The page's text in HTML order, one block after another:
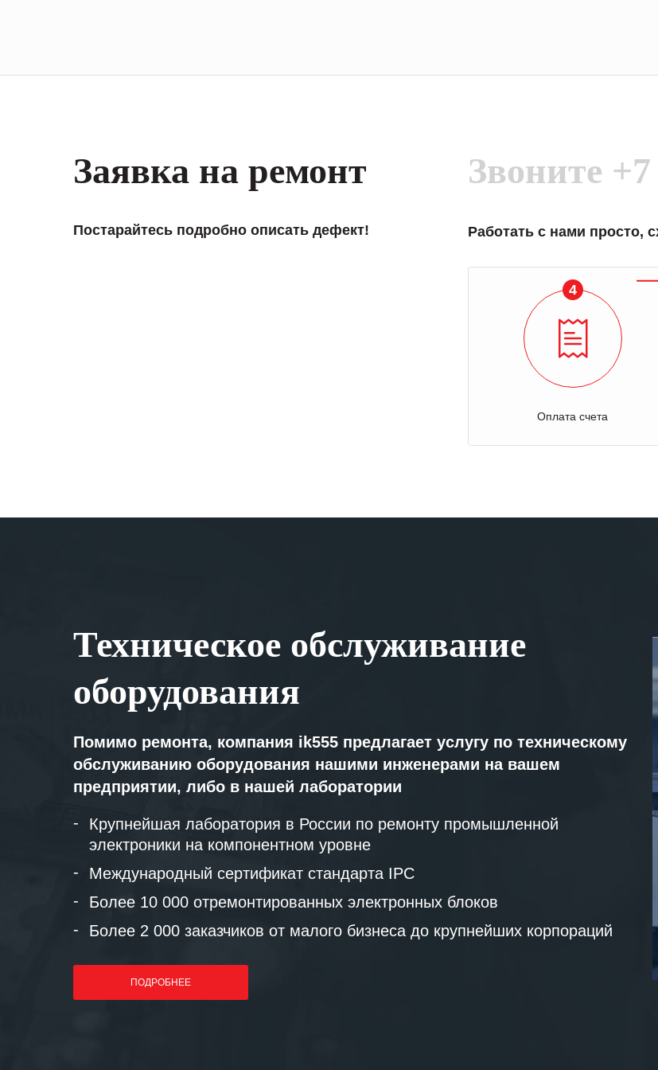
Заявка на ремонт
Постарайтесь подробно описать дефект!
Звоните
Работать с нами просто,
4
Оплата счета
Техническое обслуживание
оборудования
Помимо ремонта, компания ik555 предлагает услугу по техническому
обслуживанию оборудования нашими инженерами на вашем
предприятии, либо в нашей лаборатории
Крупнейшая лаборатория в России по ремонту промышленной
электроники на компонентном уровне
Международный сертификат стандарта IPC
Более 10 000 отремонтированных электронных блоков
Более 2 000 заказчиков от малого бизнеса до крупнейших корпораций
ПОДРОБНЕЕ